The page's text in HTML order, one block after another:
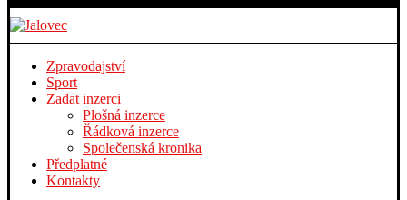
Zpravodajství
Sport
Zadat inzerci
Plošná inzerce
Řádková inzerce
Společenská kronika
Předplatné
Kontakty